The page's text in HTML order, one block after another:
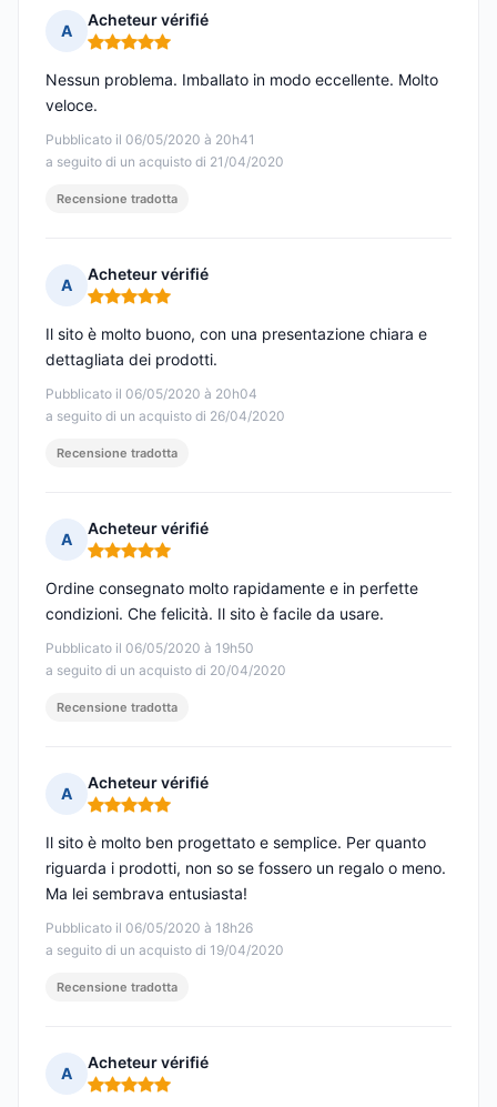
A
Acheteur vérifié
Nota: 5 su 5
Pubblicato il 06/05/2020 à 20h41
a seguito di un acquisto di 21/04/2020
Nessun problema. Imballato in modo eccellente. Molto
veloce.
Recensione tradotta
A
Acheteur vérifié
Nota: 5 su 5
Pubblicato il 06/05/2020 à 20h04
a seguito di un acquisto di 26/04/2020
Il sito è molto buono, con una presentazione chiara e
dettagliata dei prodotti.
Recensione tradotta
A
Acheteur vérifié
Nota: 5 su 5
Pubblicato il 06/05/2020 à 19h50
a seguito di un acquisto di 20/04/2020
Ordine consegnato molto rapidamente e in perfette
condizioni. Che felicità. Il sito è facile da usare.
Recensione tradotta
A
Acheteur vérifié
Nota: 5 su 5
Pubblicato il 06/05/2020 à 18h26
a seguito di un acquisto di 19/04/2020
Il sito è molto ben progettato e semplice. Per quanto
riguarda i prodotti, non so se fossero un regalo o meno.
Ma lei sembrava entusiasta!
Recensione tradotta
A
Acheteur vérifié
Nota: 5 su 5